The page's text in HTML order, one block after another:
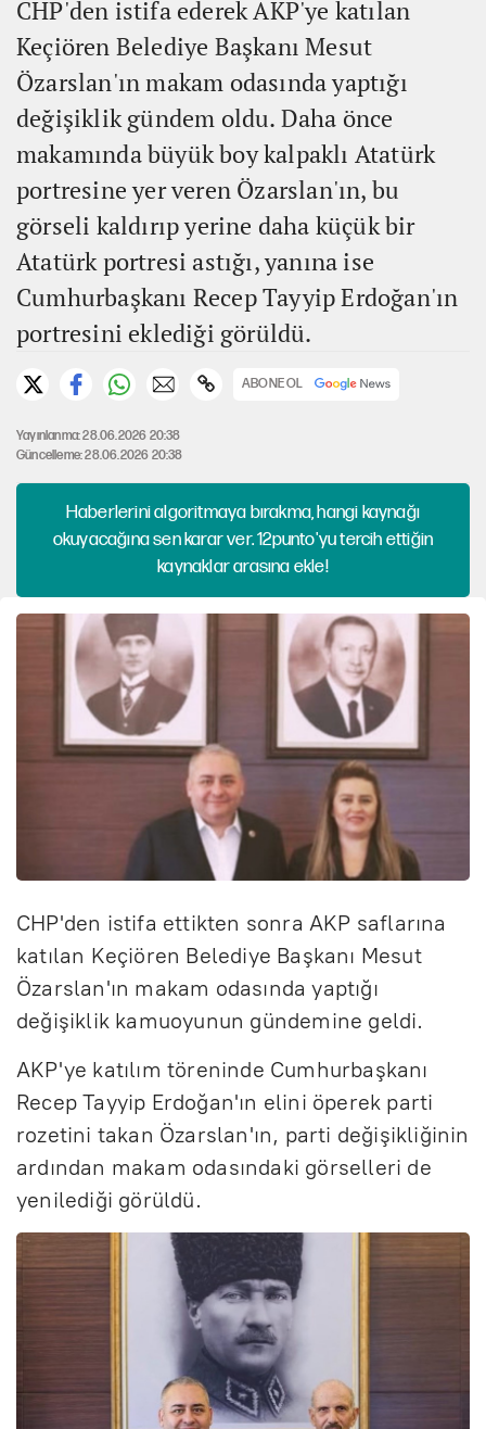
CHP'den istifa ederek AKP'ye katılan
Keçiören Belediye Başkanı Mesut
Özarslan'ın makam odasında yaptığı
değişiklik gündem oldu. Daha önce
makamında büyük boy kalpaklı Atatürk
portresine yer veren Özarslan'ın, bu
görseli kaldırıp yerine daha küçük bir
Atatürk portresi astığı, yanına ise
Cumhurbaşkanı Recep Tayyip Erdoğan'ın
portresini eklediği görüldü.
ABONE OL
Yayınlanma: 28.06.2026 20:38
Güncelleme: 28.06.2026 20:38
Haberlerini algoritmaya bırakma, hangi kaynağı
okuyacağına sen karar ver. 12punto'yu tercih ettiğin
kaynaklar arasına ekle!
CHP'den istifa ettikten sonra AKP saflarına
katılan Keçiören Belediye Başkanı Mesut
Özarslan'ın makam odasında yaptığı
değişiklik kamuoyunun gündemine geldi.
AKP'ye katılım töreninde Cumhurbaşkanı
Recep Tayyip Erdoğan'ın elini öperek parti
rozetini takan Özarslan'ın, parti değişikliğinin
ardından makam odasındaki görselleri de
yenilediği görüldü.